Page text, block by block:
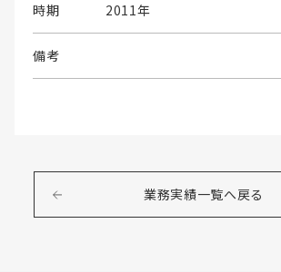
時期 2011年
備考
業務実績一覧へ戻る